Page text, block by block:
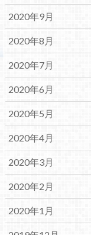
2020年9月
2020年8月
2020年7月
2020年6月
2020年5月
2020年4月
2020年3月
2020年2月
2020年1月